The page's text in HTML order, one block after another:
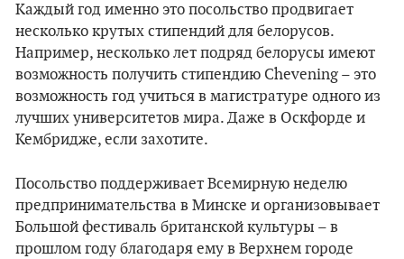
Каждый год именно это посольство продвигает
несколько крутых стипендий для белорусов.
Например, несколько лет подряд белорусы имеют
возможность получить стипендию Chevening – это
возможность год учиться в магистратуре одного из
лучших университетов мира. Даже в Оскфорде и
Кембридже, если захотите.
Посольство поддерживает Всемирную неделю
предпринимательства в Минске и организовывает
Большой фестиваль британской культуры – в
прошлом году благодаря ему в Верхнем городе